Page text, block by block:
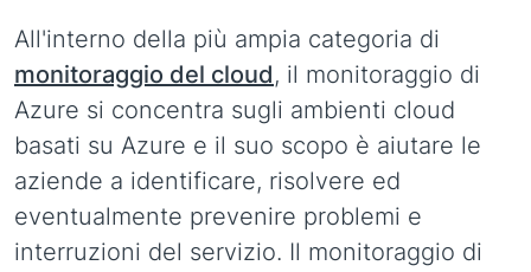
All'interno della più ampia categoria di
monitoraggio del cloud, il monitoraggio di
Azure si concentra sugli ambienti cloud
basati su Azure e il suo scopo è aiutare le
aziende a identificare, risolvere ed
eventualmente prevenire problemi e
interruzioni del servizio. Il monitoraggio di